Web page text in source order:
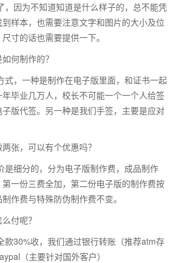
，因为不知道知道是什么样子的，总不能凭
样本，也需要注意文字和图片的大小及位
寸的话也需要提供一下。
何制作的？
式，一种是制作在电子版里面，和证书一起
毕业几万人，校长不可能一个一个人给签
版代签。另一种是我们手签，主要是应对
张，可以有个优惠吗？
是细分的，分为电子版制作费，成品制作
一份三费全加，第二份电子版的制作费按
作费与特殊防伪制作费不变。
付呢？
款30%收，我们通过银行转账（推荐atm存
（主要针对国外客户）